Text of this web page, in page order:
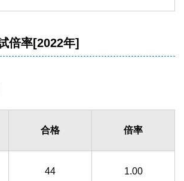
倍率[2022年]
合格 倍率
44 1.00